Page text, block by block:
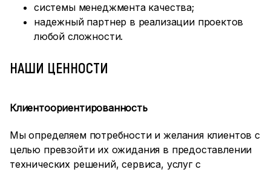
системы менеджмента качества;
надежный партнер в реализации проектов
любой сложности.
НАШИ ЦЕННОСТИ
Клиентоориентированность
Мы определяем потребности и желания клиентов с
целью превзойти их ожидания в предоставлении
технических решений, сервиса, услуг с